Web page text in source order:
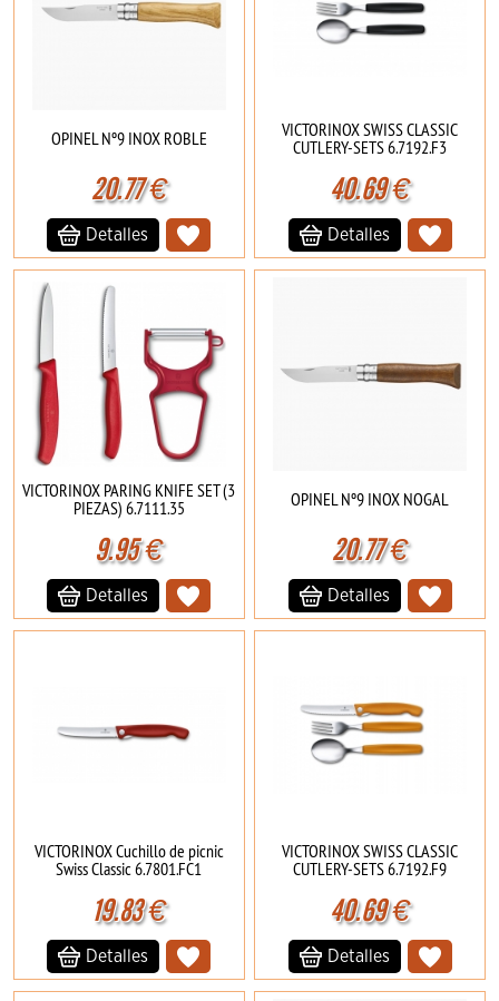
OPINEL Nº9 INOX ROBLE
20.77€
Detalles
VICTORINOX SWISS CLASSIC
CUTLERY-SETS 6.7192.F3
40.69€
Detalles
VICTORINOX PARING KNIFE SET (3
PIEZAS) 6.7111.35
9.95€
Detalles
OPINEL Nº9 INOX NOGAL
20.77€
Detalles
VICTORINOX Cuchillo de picnic
Swiss Classic 6.7801.FC1
19.83€
Detalles
VICTORINOX SWISS CLASSIC
CUTLERY-SETS 6.7192.F9
40.69€
Detalles